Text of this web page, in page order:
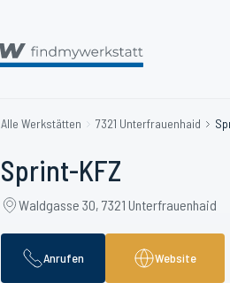
Alle Werkstätten 7321 Unterfrauenhaid
Sprint-KFZ
Waldgasse 30, 7321 Unterfrauenhaid
Anrufen Website